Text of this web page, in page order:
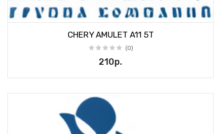
CHERY AMULET A11 5T
(0)
210р.